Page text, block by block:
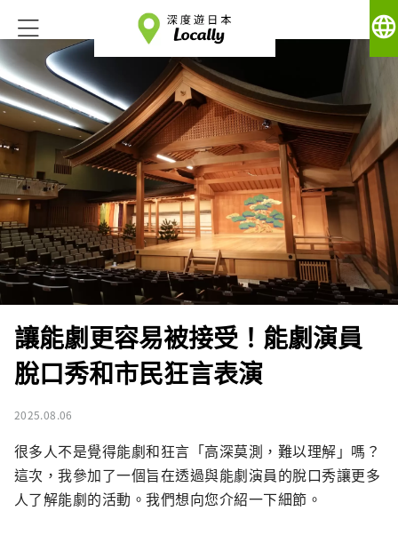
language
讓能劇更容易被接受！能劇演員
脫口秀和市民狂言表演
2025.08.06
很多人不是覺得能劇和狂言「高深莫測，難以理解」嗎？
這次，我參加了一個旨在透過與能劇演員的脫口秀讓更多
人了解能劇的活動。我們想向您介紹一下細節。